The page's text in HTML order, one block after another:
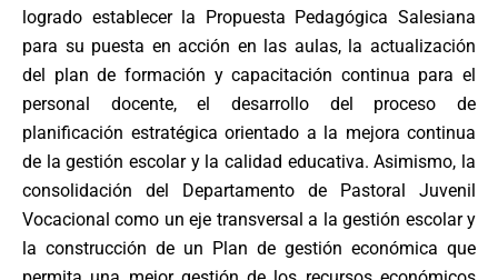
logrado establecer la Propuesta Pedagógica Salesiana
para su puesta en acción en las aulas, la actualización
del plan de formación y capacitación continua para el
personal docente, el desarrollo del proceso de
planificación estratégica orientado a la mejora continua
de la gestión escolar y la calidad educativa.Asimismo, la
consolidación del Departamento de Pastoral Juvenil
Vocacional como un eje transversal a la gestión escolar y
la construcción de un Plan de gestión económica que